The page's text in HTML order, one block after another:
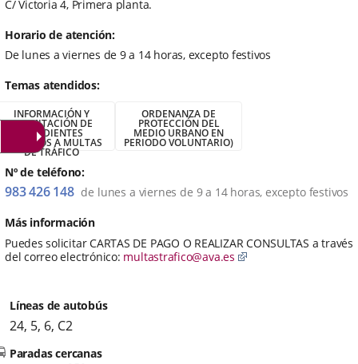
Líneas de autobús
24, 5, 6, C2
Paradas cercanas
C/ Victoria 4, Primera planta.
Horario de atención
De lunes a viernes de 9 a 14 horas, excepto festivos
Temas atendidos
INFORMACIÓN Y
TRAMITACIÓN DE
EXPEDIENTES
RELATIVOS A MULTAS
DE TRÁFICO
ORDENANZA DE
PROTECCIÓN DEL
MEDIO URBANO EN
PERIODO VOLUNTARIO)
Nº de teléfono
983 426 148 de lunes a viernes de 9 a 14 horas, excepto festivos
Más información
Puedes solicitar CARTAS DE PAGO O REALIZAR CONSULTAS a través
del correo electrónico: multastrafico@ava.es
Enlace